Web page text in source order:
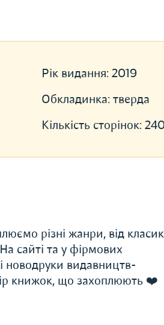
Рік видання: 2019
Обкладинка: тверда
Кількість сторінок:
різні жанри, від
сайті та у фірмових
новодруки видавництв-
книжок, що захоплюють ❤️